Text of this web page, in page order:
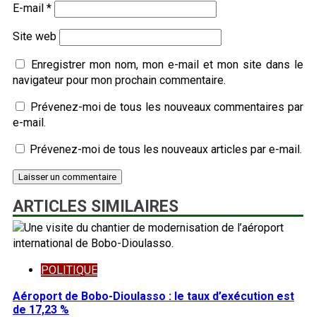
E-mail *
Site web
Enregistrer mon nom, mon e-mail et mon site dans le
navigateur pour mon prochain commentaire.
Prévenez-moi de tous les nouveaux commentaires par
e-mail.
Prévenez-moi de tous les nouveaux articles par e-mail.
ARTICLES SIMILAIRES
POLITIQUE
Aéroport de Bobo-Dioulasso : le taux d’exécution est
de 17,23 %